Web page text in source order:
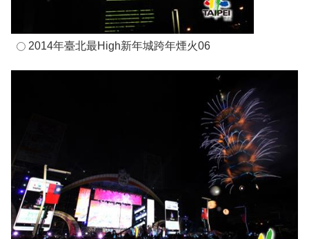
2014年臺北最High新年城跨年煙火06